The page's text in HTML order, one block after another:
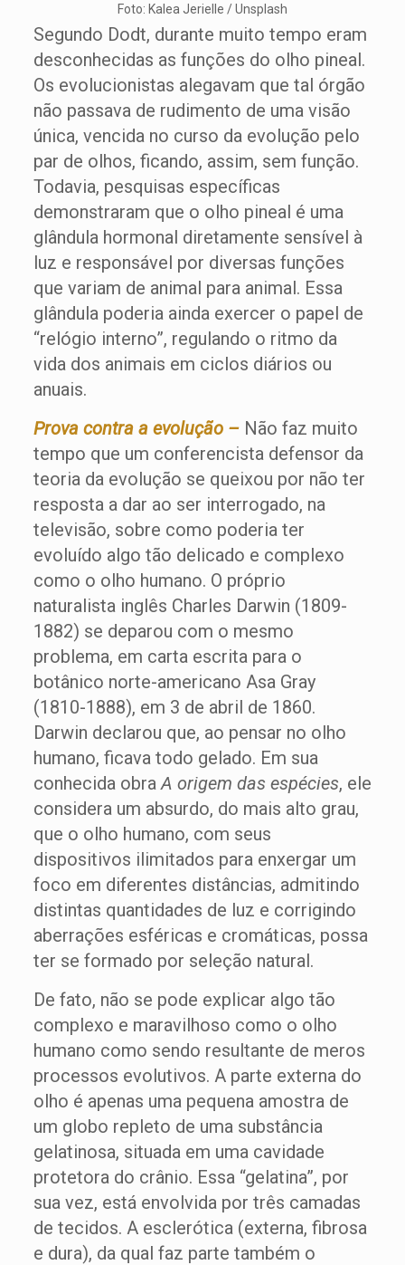
Foto: Kalea Jerielle / Unsplash
Segundo Dodt, durante muito tempo eram
desconhecidas as funções do olho pineal.
Os evolucionistas alegavam que tal órgão
não passava de rudimento de uma visão
única, vencida no curso da evolução pelo
par de olhos, ficando, assim, sem função.
Todavia, pesquisas específicas
demonstraram que o olho pineal é uma
glândula hormonal diretamente sensível à
luz e responsável por diversas funções
que variam de animal para animal. Essa
glândula poderia ainda exercer o papel de
“relógio interno”, regulando o ritmo da
vida dos animais em ciclos diários ou
anuais.
Prova contra a evolução –Não faz muito
tempo que um conferencista defensor da
teoria da evolução se queixou por não ter
resposta a dar ao ser interrogado, na
televisão, sobre como poderia ter
evoluído algo tão delicado e complexo
como o olho humano. O próprio
naturalista inglês Charles Darwin (1809-
1882) se deparou com o mesmo
problema, em carta escrita para o
botânico norte-americano Asa Gray
(1810-1888), em 3 de abril de 1860.
Darwin declarou que, ao pensar no olho
humano, ficava todo gelado. Em sua
conhecida obraA origem das espécies, ele
considera um absurdo, do mais alto grau,
que o olho humano, com seus
dispositivos ilimitados para enxergar um
foco em diferentes distâncias, admitindo
distintas quantidades de luz e corrigindo
aberrações esféricas e cromáticas, possa
ter se formado por seleção natural.
De fato, não se pode explicar algo tão
complexo e maravilhoso como o olho
humano como sendo resultante de meros
processos evolutivos. A parte externa do
olho é apenas uma pequena amostra de
um globo repleto de uma substância
gelatinosa, situada em uma cavidade
protetora do crânio. Essa “gelatina”, por
sua vez, está envolvida por três camadas
de tecidos. A esclerótica (externa, fibrosa
e dura), da qual faz parte também o